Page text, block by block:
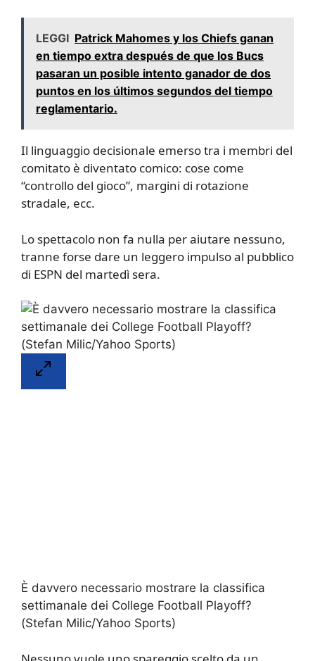
LEGGI Patrick Mahomes y los Chiefs ganan
en tiempo extra después de que los Bucs
pasaran un posible intento ganador de dos
puntos en los últimos segundos del tiempo
reglamentario.
Il linguaggio decisionale emerso tra i membri del
comitato è diventato comico: cose come
“controllo del gioco”, margini di rotazione
stradale, ecc.
Lo spettacolo non fa nulla per aiutare nessuno,
tranne forse dare un leggero impulso al pubblico
di ESPN del martedì sera.
È davvero necessario mostrare la classifica
settimanale dei College Football Playoff?
(Stefan Milic/Yahoo Sports)